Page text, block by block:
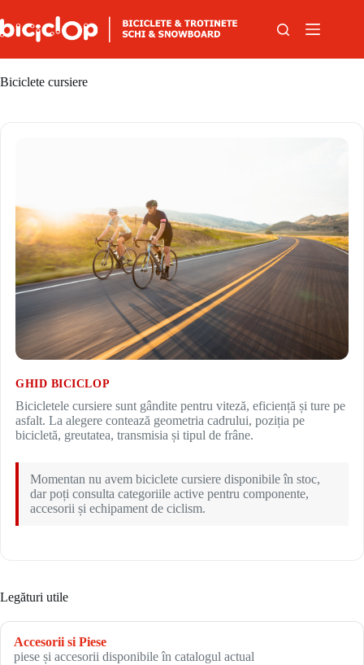
Biciclete cursiere
GHID BICICLOP
Bicicletele cursiere sunt gândite pentru viteză, eficiență și ture pe
asfalt. La alegere contează geometria cadrului, poziția pe
bicicletă, greutatea, transmisia și tipul de frâne.
Momentan nu avem biciclete cursiere disponibile în stoc,
dar poți consulta categoriile active pentru componente,
accesorii și echipament de ciclism.
Legături utile
Accesorii si Piese
piese și accesorii disponibile în catalogul actual